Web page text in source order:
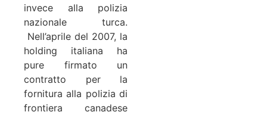
invece alla polizia
nazionale turca.
Nell’aprile del 2007, la
holding italiana ha
pure firmato un
contratto per la
fornitura alla polizia di
frontiera canadese